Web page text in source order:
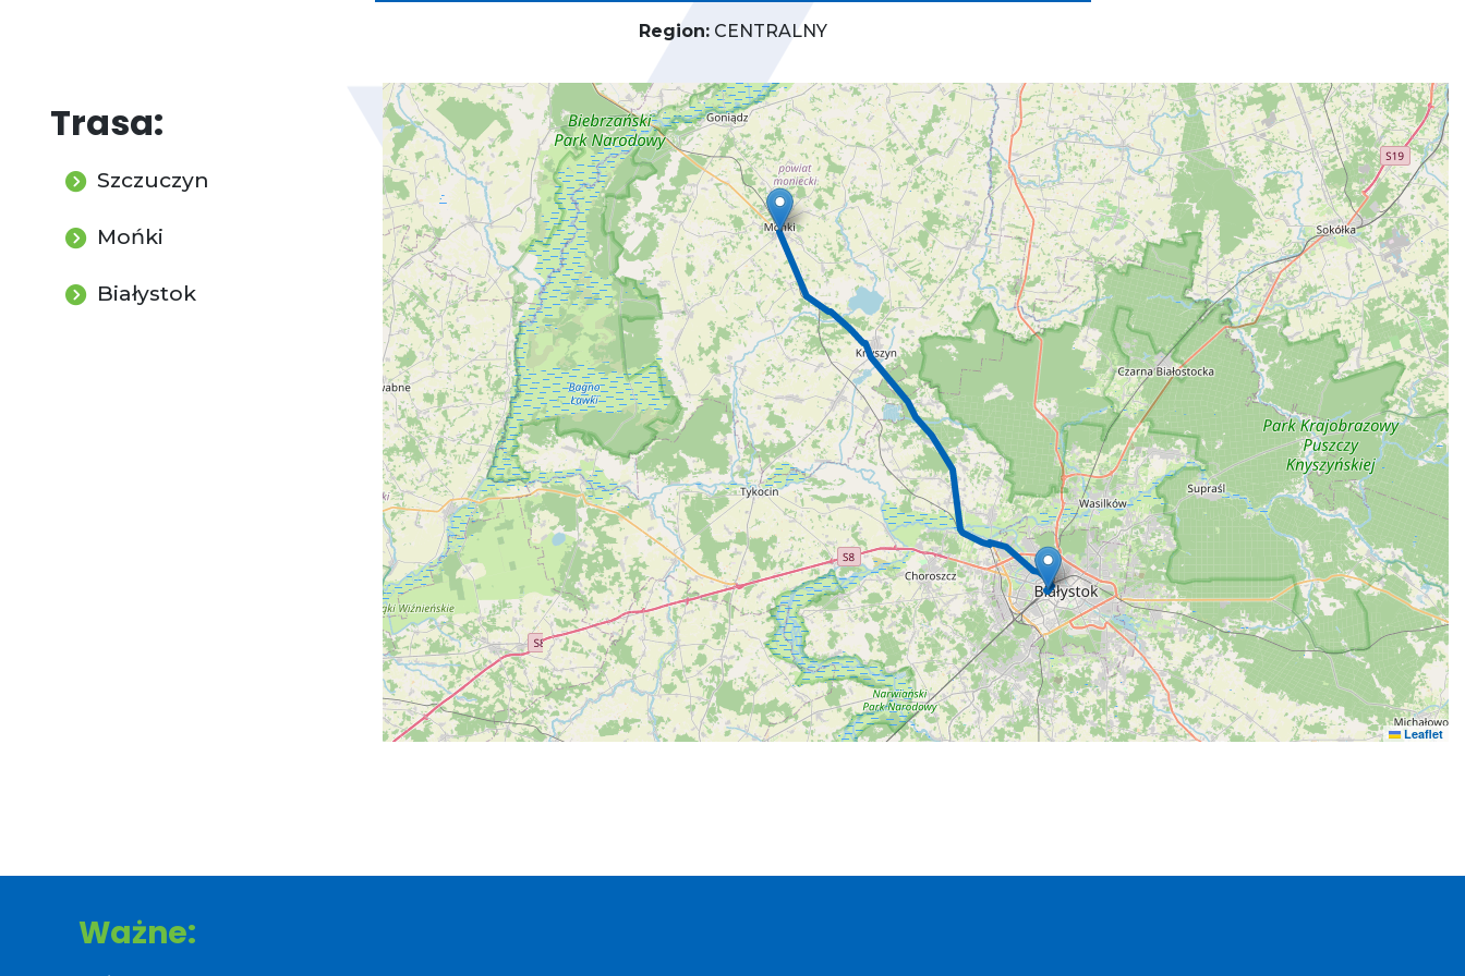
Region:CENTRALNY
Trasa:
Szczuczyn
Mońki
Białystok
Leaflet
Ważne: